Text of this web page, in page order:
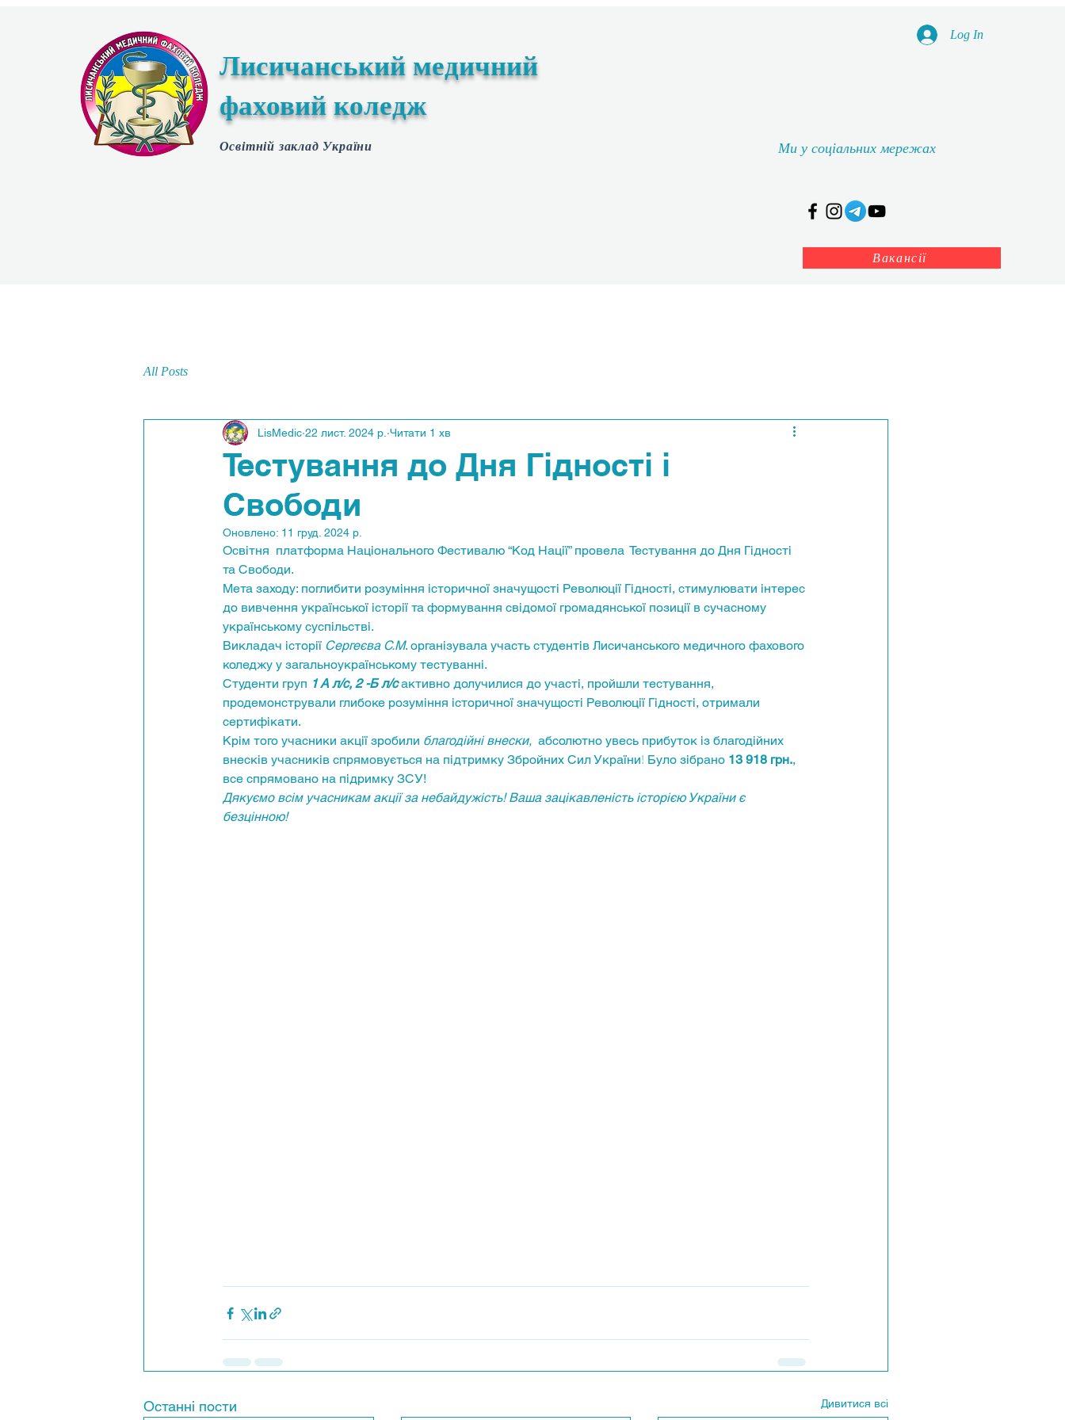
Лисичанський медичний
фаховий коледж
Освітній заклад України
Log In
Ми у соціальних мережах
Вакансії
All Posts
Тестування до Дня Гідності і
Свободи
LisMedic 22 лист. 2024 р. Читати 1 хв
Оновлено: 11 груд. 2024 р.
Освітня  платформа Національного Фестивалю “Код Нації” провела  Тестування до Дня Гідності
та Свободи.
Мета заходу: поглибити розуміння історичної значущості Революції Гідності, стимулювати інтерес
до вивчення української історії та формування свідомої громадянської позиції в сучасному
українському суспільстві.
Викладач історії Сергеєва С.М. організувала участь студентів Лисичанського медичного фахового
коледжу у загальноукраїнському тестуванні.
Студенти груп 1 А л/с, 2 -Б л/с активно долучилися до участі, пройшли тестування,
продемонстрували глибоке розуміння історичної значущості Революції Гідності, отримали
сертифікати.
Крім того учасники акції зробили благодійні внески, абсолютно увесь прибуток із благодійних
внесків учасників спрямовується на підтримку Збройних Сил України! Було зібрано 13 918 грн.,
все спрямовано на підримку ЗСУ!
Дякуємо всім учасникам акції за небайдужість! Ваша зацікавленість історією України є
безцінною!
Останні пости Дивитися всі